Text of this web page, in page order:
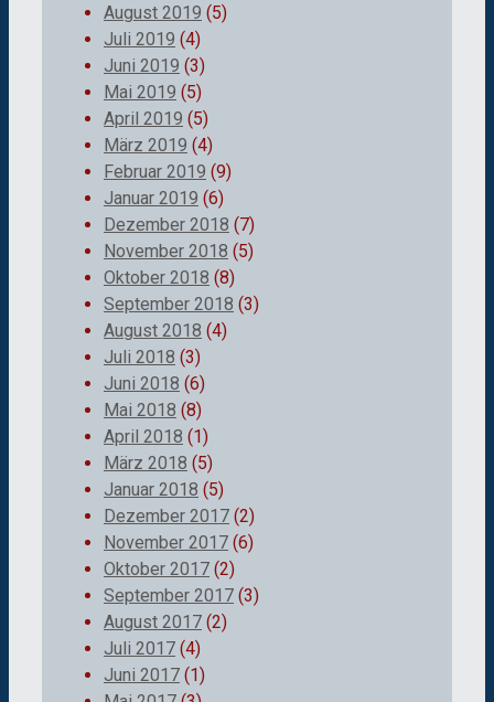
August 2019 (5)
Juli 2019 (4)
Juni 2019 (3)
Mai 2019 (5)
April 2019 (5)
März 2019 (4)
Februar 2019 (9)
Januar 2019 (6)
Dezember 2018 (7)
November 2018 (5)
Oktober 2018 (8)
September 2018 (3)
August 2018 (4)
Juli 2018 (3)
Juni 2018 (6)
Mai 2018 (8)
April 2018 (1)
März 2018 (5)
Januar 2018 (5)
Dezember 2017 (2)
November 2017 (6)
Oktober 2017 (2)
September 2017 (3)
August 2017 (2)
Juli 2017 (4)
Juni 2017 (1)